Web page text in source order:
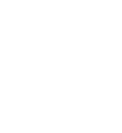
functioneren zonder deze. Deze
website zich gedraagt of eruitziet